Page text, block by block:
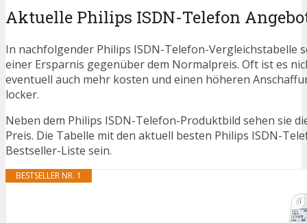
Aktuelle Philips ISDN-Telefon
In nachfolgender Philips ISDN-Telefon-Vergleichstabelle
einer Ersparnis gegenüber dem Normalpreis. Oft ist es
eventuell auch mehr kosten und einen höheren
locker.
Neben dem Philips ISDN-Telefon-Produktbild sehen sie
Preis. Die Tabelle mit den aktuell besten Philips ISDN-
Bestseller-Liste sein.
BESTSELLER NR. 1